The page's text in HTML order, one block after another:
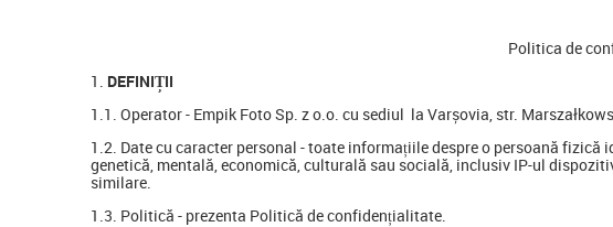
Politica de
DEFINIȚII
1.1. Operator - Empik Foto Sp. z o.o. cu sediul la Varșovia, str.
1.2. Date cu caracter personal - toate informațiile despre o persoană
genetică, mentală, economică, culturală sau socială, inclusiv IP-ul
similare.
1.3. Politică - prezenta Politică de confidențialitate.